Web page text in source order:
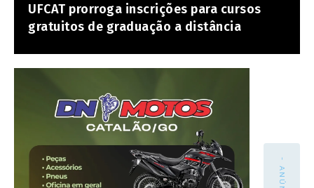
UFCAT prorroga inscrições para cursos
gratuitos de graduação a distância